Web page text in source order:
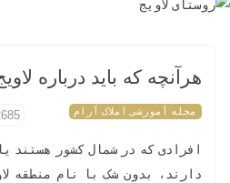
هرآنچه که باید درباره
مجله آموزشی املاک آرام
افرادی که در شمال کشور هستند
دارند، بدون شک با نام منطقه